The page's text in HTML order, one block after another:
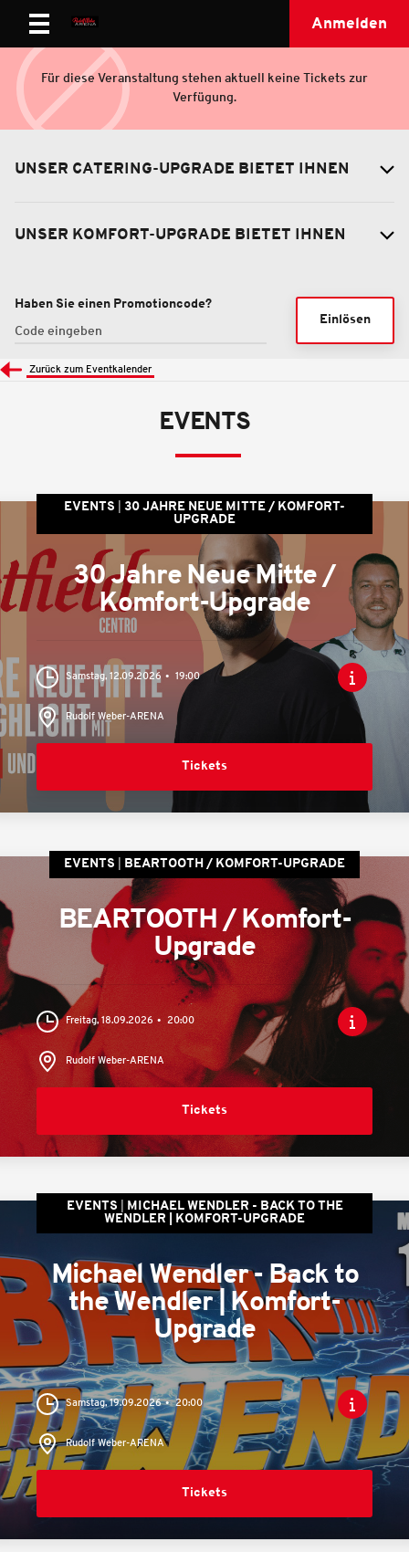
Anmelden
Für diese Veranstaltung stehen aktuell keine Tickets zur
Verfügung.
UNSER CATERING-UPGRADE BIETET IHNEN
UNSER KOMFORT-UPGRADE BIETET IHNEN
Haben Sie einen Promotioncode?
Einlösen
Zurück zum Eventkalender
EVENTS
EVENTS
30 JAHRE NEUE MITTE / KOMFORT-
UPGRADE
30 Jahre Neue Mitte /
Komfort-Upgrade
Samstag, 12.09.2026 19:00
Rudolf Weber-ARENA
Tickets
EVENTS BEARTOOTH / KOMFORT-UPGRADE
BEARTOOTH / Komfort-
Upgrade
Freitag, 18.09.2026 20:00
Rudolf Weber-ARENA
Tickets
EVENTS
MICHAEL WENDLER - BACK TO THE
WENDLER | KOMFORT-UPGRADE
Michael Wendler - Back to
the Wendler | Komfort-
Upgrade
Samstag, 19.09.2026 20:00
Rudolf Weber-ARENA
Tickets